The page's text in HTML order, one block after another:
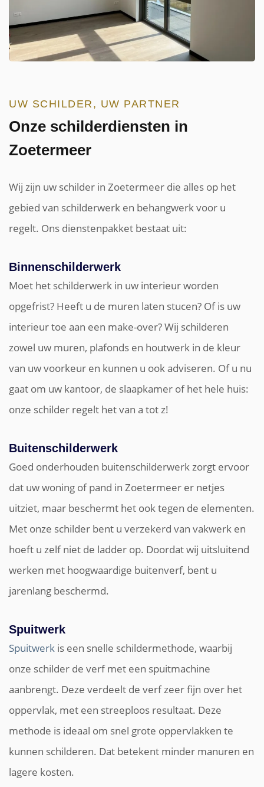
UW SCHILDER, UW PARTNER
Onze schilderdiensten in
Zoetermeer
Wij zijn uw schilder in Zoetermeer die alles op het
gebied van schilderwerk en behangwerk voor u
regelt. Ons dienstenpakket bestaat uit:
Binnenschilderwerk
Moet het schilderwerk in uw interieur worden
opgefrist? Heeft u de muren laten stucen? Of is uw
interieur toe aan een make-over? Wij schilderen
zowel uw muren, plafonds en houtwerk in de kleur
van uw voorkeur en kunnen u ook adviseren. Of u nu
gaat om uw kantoor, de slaapkamer of het hele huis:
onze schilder regelt het van a tot z!
Buitenschilderwerk
Goed onderhouden buitenschilderwerk zorgt ervoor
dat uw woning of pand in Zoetermeer er netjes
uitziet, maar beschermt het ook tegen de elementen.
Met onze schilder bent u verzekerd van vakwerk en
hoeft u zelf niet de ladder op. Doordat wij uitsluitend
werken met hoogwaardige buitenverf, bent u
jarenlang beschermd.
Spuitwerk
Spuitwerk is een snelle schildermethode, waarbij
onze schilder de verf met een spuitmachine
aanbrengt. Deze verdeelt de verf zeer fijn over het
oppervlak, met een streeploos resultaat. Deze
methode is ideaal om snel grote oppervlakken te
kunnen schilderen. Dat betekent minder manuren en
lagere kosten.